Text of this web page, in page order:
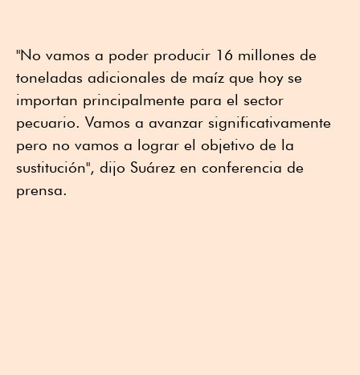
"No vamos a poder producir 16 millones de
toneladas adicionales de maíz que hoy se
importan principalmente para el sector
pecuario. Vamos a avanzar significativamente
pero no vamos a lograr el objetivo de la
sustitución", dijo Suárez en conferencia de
prensa.